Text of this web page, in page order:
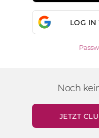
LOG IN
Noch
JETZT